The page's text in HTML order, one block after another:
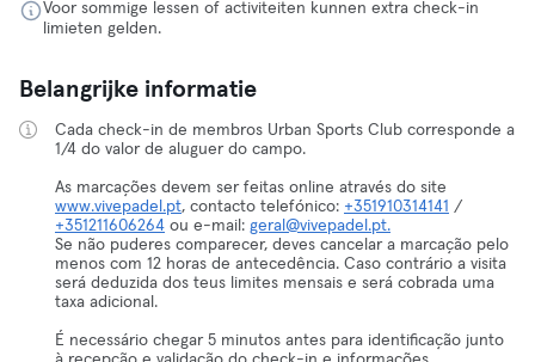
Voor sommige lessen of activiteiten kunnen extra check-in
limieten gelden.
Belangrijke informatie
Cada check-in de membros Urban Sports Club corresponde a
1/4 do valor de aluguer do campo.
As marcações devem ser feitas online através do site
www.vivepadel.pt, contacto telefónico: +351910314141 /
+351211606264 ou e-mail: geral@vivepadel.pt.
Se não puderes comparecer, deves cancelar a marcação pelo
menos com 12 horas de antecedência. Caso contrário a visita
será deduzida dos teus limites mensais e será cobrada uma
taxa adicional.
É necessário chegar 5 minutos antes para identificação junto